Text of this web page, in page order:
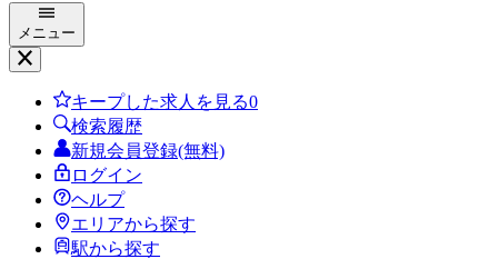
メニュー
キープした求人を見る0
検索履歴
新規会員登録(無料)
ログイン
ヘルプ
エリアから探す
駅から探す